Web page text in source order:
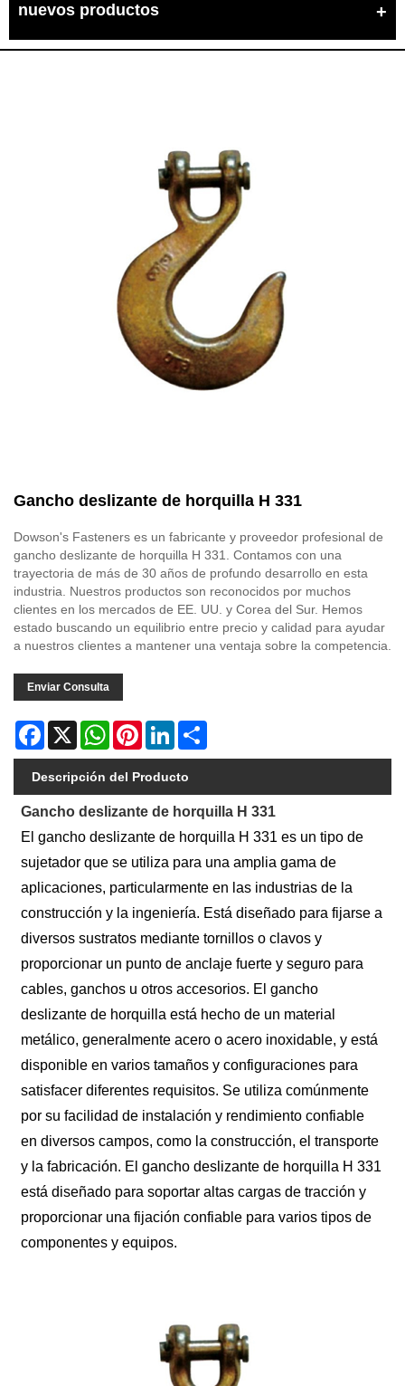
nuevos productos
Gancho deslizante de horquilla H 331
Dowson's Fasteners es un fabricante y proveedor profesional de
gancho deslizante de horquilla H 331. Contamos con una
trayectoria de más de 30 años de profundo desarrollo en esta
industria. Nuestros productos son reconocidos por muchos
clientes en los mercados de EE. UU. y Corea del Sur. Hemos
estado buscando un equilibrio entre precio y calidad para ayudar
a nuestros clientes a mantener una ventaja sobre la competencia.
Enviar Consulta
Facebook
X WhatsAppPinterestLinkedIn
Descripción del Producto
Gancho deslizante de horquilla H 331
El gancho deslizante de horquilla H 331 es un tipo de
sujetador que se utiliza para una amplia gama de
aplicaciones, particularmente en las industrias de la
construcción y la ingeniería. Está diseñado para fijarse a
diversos sustratos mediante tornillos o clavos y
proporcionar un punto de anclaje fuerte y seguro para
cables, ganchos u otros accesorios. El gancho
deslizante de horquilla está hecho de un material
metálico, generalmente acero o acero inoxidable, y está
disponible en varios tamaños y configuraciones para
satisfacer diferentes requisitos. Se utiliza comúnmente
por su facilidad de instalación y rendimiento confiable
en diversos campos, como la construcción, el transporte
y la fabricación. El gancho deslizante de horquilla H 331
está diseñado para soportar altas cargas de tracción y
proporcionar una fijación confiable para varios tipos de
componentes y equipos.